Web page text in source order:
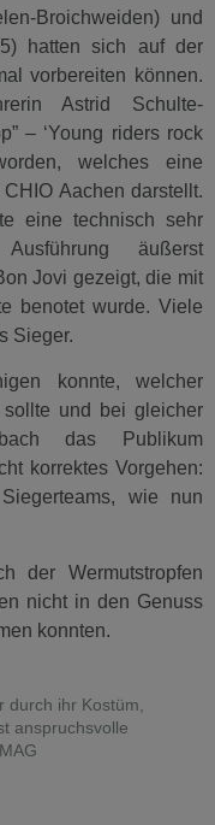
Broichweiden) und
hatten sich auf der
vorbereiten können.
Astrid Schulte-
– ‘Young riders rock
welches eine
Aachen darstellt.
eine technisch sehr
äußerst
Jovi gezeigt, die mit
benotet wurde. Viele
Sieger.
konnte, welcher
und bei gleicher
das Publikum
korrektes Vorgehen:
wie nun
der Wermutstropfen
nicht in den Genuss
konnten.
durch ihr Kostüm,
anspruchsvolle